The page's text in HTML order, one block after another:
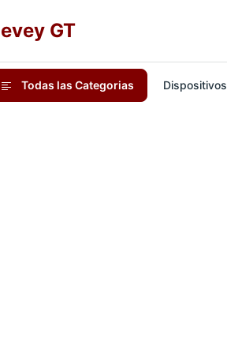
GT
Todas las Categorias Dispositivos